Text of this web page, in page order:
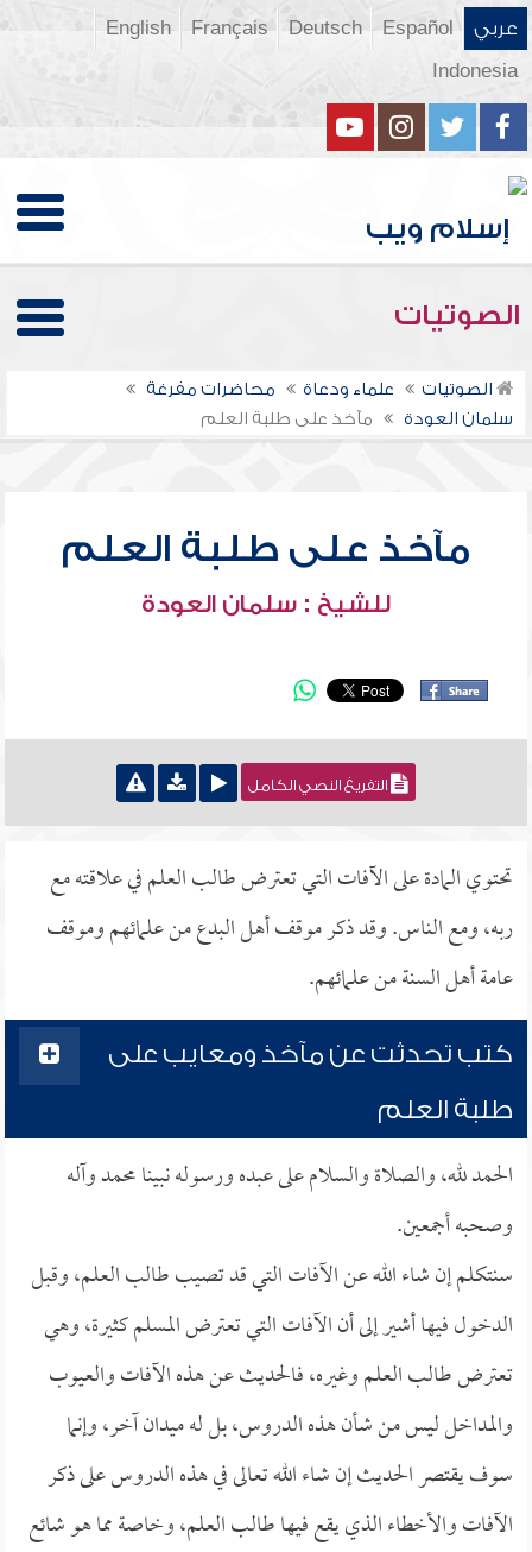
عربي Español
Deutsch
Français
English
Indonesia
الصوتيات
الصوتيات علماء ودعاة
محاضرات مفرغة
سلمان العودة
مآخذ على طلبة العلم
مآخذ على طلبة العلم
للشيخ : سلمان العودة
التفريغ النصي الكامل
تحتوي المادة على الآفات التي تعترض طالب العلم في علاقته مع
ربه، ومع الناس. وقد ذكر موقف أهل البدع من علمائهم وموقف
عامة أهل السنة من علمائهم.
كتب تحدثت عن مآخذ ومعايب على
طلبة العلم
الحمد لله، والصلاة والسلام على عبده ورسوله نبينا محمد وآله
وصحبه أجمعين.
سنتكلم إن شاء الله عن الآفات التي قد تصيب طالب العلم، وقبل
الدخول فيها أشير إلى أن الآفات التي تعترض المسلم كثيرة، وهي
تعترض طالب العلم وغيره، فالحديث عن هذه الآفات والعيوب
والمداخل ليس من شأن هذه الدروس، بل له ميدان آخر، وإنما
سوف يقتصر الحديث إن شاء الله تعالى في هذه الدروس على ذكر
الآفات والأخطاء الذي يقع فيها طالب العلم، وخاصة مما هو شائع